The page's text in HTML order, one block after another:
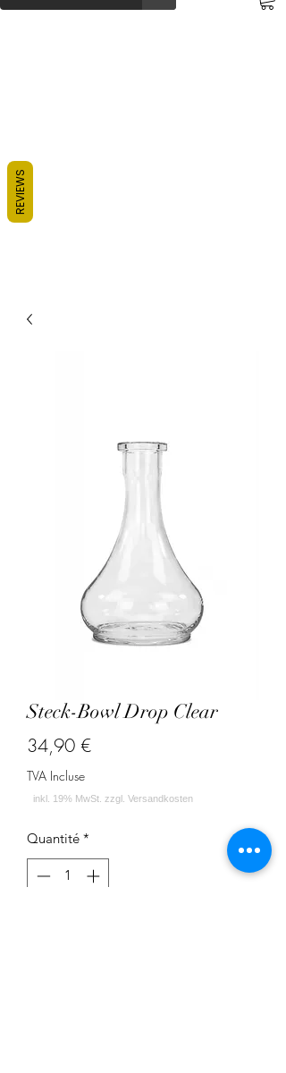
Steck-Bowl Drop Clear
34,90 €Prix
TVA Incluse
Quantité *
REVIEWS